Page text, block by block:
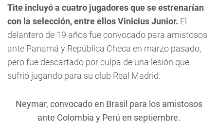
Tite incluyó a cuatro jugadores que se estrenarían
con la selección, entre ellos Vinicius Junior. El
delantero de 19 años fue convocado para amistosos
ante Panamá y República Checa en marzo pasado,
pero fue descartado por culpa de una lesión que
sufrió jugando para su club Real Madrid.
Neymar, convocado en Brasil para los amistosos
ante Colombia y Perú en septiembre.